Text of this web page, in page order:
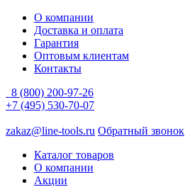
О компании
Доставка и оплата
Гарантия
Оптовым клиентам
Контакты
8 (800) 200-97-26
+7 (495) 530-70-07
zakaz@line-tools.ru Обратный звонок
Каталог товаров
О компании
Акции